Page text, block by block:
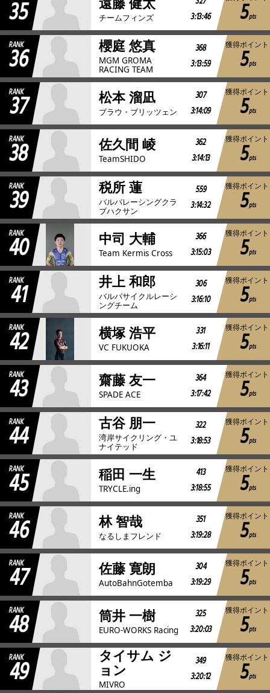
35 チームフィンズ
3:13:46
5pts
RANK
36 櫻庭 悠真
MGM GROMA
RACING TEAM
368
3:13:59
獲得ポイント
5pts
RANK
37 松本 溜凪
ブラウ・ブリッツェン
307
3:14:09
獲得ポイント
5pts
RANK
38 佐久間 崚
TeamSHIDO
362
3:14:13
獲得ポイント
5pts
RANK
39 税所 蓮
バルバレーシングクラ
ブハクサン
559
3:14:32
獲得ポイント
5pts
RANK
40 中司 大輔
Team Kermis Cross
366
3:15:03
獲得ポイント
5pts
RANK
41 井上 和郎
バルバサイクルレーシ
ングチーム
306
3:16:10
獲得ポイント
5pts
RANK
42 横塚 浩平
VC FUKUOKA
331
3:16:11
獲得ポイント
5pts
RANK
43 齋藤 友一
SPADE ACE
364
3:17:42
獲得ポイント
5pts
RANK
44 古谷 朋一
湾岸サイクリング・ユ
ナイテッド
322
3:18:53
獲得ポイント
5pts
RANK
45 稲田 一生
TRYCLE.ing
413
3:18:55
獲得ポイント
5pts
RANK
46 林 智哉
なるしまフレンド
351
3:19:28
獲得ポイント
5pts
RANK
47 佐藤 寛朗
AutoBahnGotemba
304
3:19:29
獲得ポイント
5pts
RANK
48 筒井 一樹
EURO-WORKS Racing
325
3:20:03
獲得ポイント
5pts
RANK
49
タイサム ジ
ョン
MIVRO
349
3:20:12
獲得ポイント
5pts